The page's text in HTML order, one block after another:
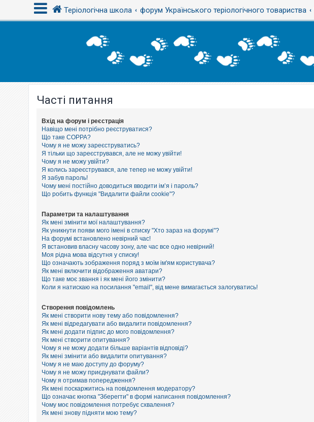
Теріологічна школа форум Українського теріологічного товариства
Часті питання
Вхід на форум і реєстрація
Навіщо мені потрібно реєструватися?
Що таке COPPA?
Чому я не можу зареєструватись?
Я тільки що зареєструвався, але не можу увійти!
Чому я не можу увійти?
Я колись зареєструвався, але тепер не можу увійти!
Я забув пароль!
Чому мені постійно доводиться вводити ім’я і пароль?
Що робить функція "Видалити файли cookie"?
Параметри та налаштування
Як мені змінити мої налаштування?
Як уникнути появи мого імені в списку "Хто зараз на форумі"?
На форумі встановлено невірний час!
Я встановив власну часову зону, але час все одно невірний!
Моя рідна мова відсутня у списку!
Що означають зображення поряд з моїм ім'ям користувача?
Як мені включити відображення аватари?
Що таке моє звання і як мені його змінити?
Коли я натискаю на посилання "email", від мене вимагається залогуватись!
Створення повідомлень
Як мені створити нову тему або повідомлення?
Як мені відредагувати або видалити повідомлення?
Як мені додати підпис до мого повідомлення?
Як мені створити опитування?
Чому я не можу додати більше варіантів відповіді?
Як мені змінити або видалити опитування?
Чому я не маю доступу до форуму?
Чому я не можу приєднувати файли?
Чому я отримав попередження?
Як мені поскаржитись на повідомлення модератору?
Що означає кнопка "Зберегти" в формі написання повідомлення?
Чому моє повідомлення потребує схвалення?
Як мені знову підняти мою тему?